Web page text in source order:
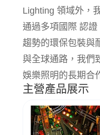
Lighting 領域外，
通過多項國際 認
趨勢的環保包裝與
與全球通路，我們
娛樂照明的長期合
主營產品展示